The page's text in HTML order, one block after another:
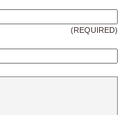
(REQUIRED)